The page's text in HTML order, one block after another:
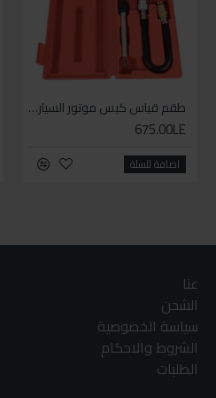
طقم قياس كبس موتور السياره 3 ق
675.00LE
اضافة للسلة
عنا
الشحن
سياسة الخصوصية
الشروط والاحكام
الطلبات